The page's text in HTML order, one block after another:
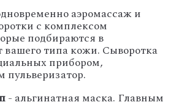
аэромассаж и
с комплексом
подбираются в
вашего типа кожи. Сыворотка
прибором,
- альгинатная маска. Главным